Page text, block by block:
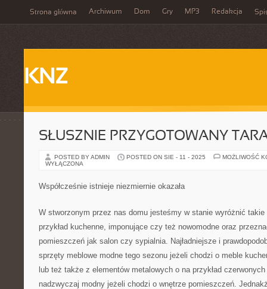
Strona główna Archiwum Dom Gry MP3 Redakcja
KNZ
SŁUSZNIE PRZYGOTOWANY
POSTED BY ADMIN POSTED ON SIE - 11 - 2025
MOŻLIWOŚĆ
WYŁĄCZONA
Współcześnie istnieje niezmiernie okazała
W stworzonym przez nas domu jesteśmy w stanie wyróżnić
przykład kuchenne, imponujące czy też nowomodne oraz
pomieszczeń jak salon czy sypialnia. Najładniejsze i
sprzęty meblowe modne tego sezonu jeżeli chodzi o meble
lub też także z elementów metalowych o na przykład
nadzwyczaj modny jeżeli chodzi o wnętrze pomieszczeń.